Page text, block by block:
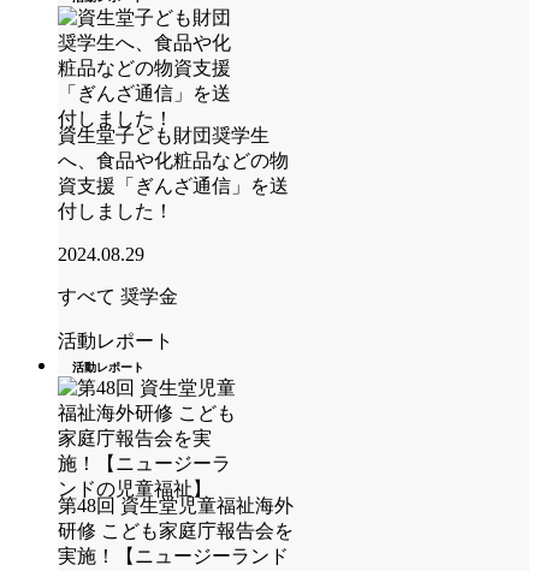
資生堂子ども財団奨学生
へ、食品や化粧品などの物
資支援「ぎんざ通信」を送
付しました！
2024.08.29
すべて 奨学金
活動レポート
活動レポート
第48回 資生堂児童福祉海外
研修 こども家庭庁報告会を
実施！【ニュージーランド